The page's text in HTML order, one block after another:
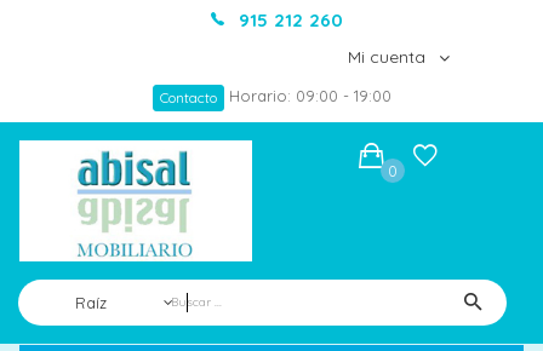
915 212 260
Mi cuenta
Contacto Horario: 09:00 - 19:00
Raíz
0